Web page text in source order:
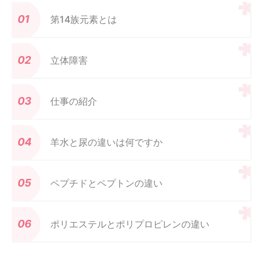
第14族元素とは
立体障害
仕事の紹介
羊水と尿の違いは何ですか
ペプチドとペプトンの違い
ポリエステルとポリプロピレンの違い